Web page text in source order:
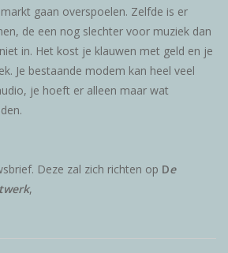
gaan overspoelen. Zelfde is er
de een nog slechter voor muziek dan
in. Het kost je klauwen met geld en je
Je bestaande modem kan heel veel
je hoeft er alleen maar wat
Deze zal zich richten op De
,